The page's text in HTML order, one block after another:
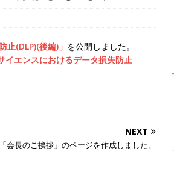
止(DLP)(後編)」 を公開しました。
イエンスにおけるデータ損失防止
NEXT
「会長のご挨拶」のページを作成しました。